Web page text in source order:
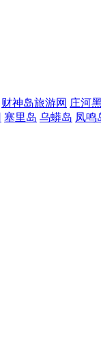
财神岛旅游网 庄河
塞里岛 乌蟒岛 凤鸣